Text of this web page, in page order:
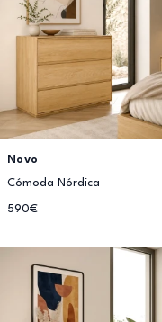
Novo
Cómoda Nórdica
590€